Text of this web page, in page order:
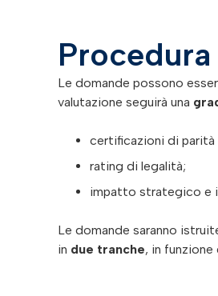
Le domande possono
valutazione seguirà una
certificazioni di parità
rating di legalità;
impatto strategico e
Le domande saranno
in due tranche, in